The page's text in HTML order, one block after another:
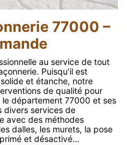
77000 –
au service de tout
Puisqu’il est
et étanche, notre
de qualité pour
département 77000 et ses
divers services de
avec des méthodes
dalles, les murets, la pose
et désactivé…